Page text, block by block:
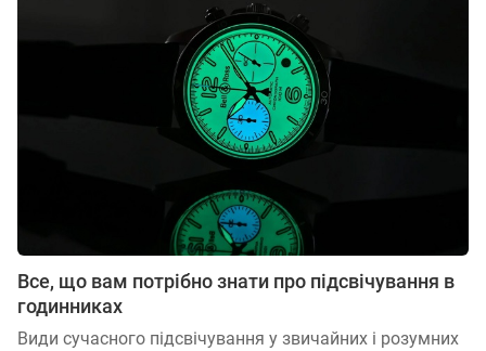
Все, що вам потрібно знати про підсвічування в
годинниках
Види сучасного підсвічування у звичайних і розумних